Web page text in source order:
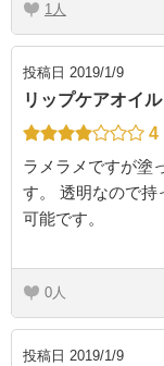
1
投稿日 2019/1/9
リップケアオイ
4
ラメラメですが塗
す。 透明なので持
可能です。
0
投稿日 2019/1/9